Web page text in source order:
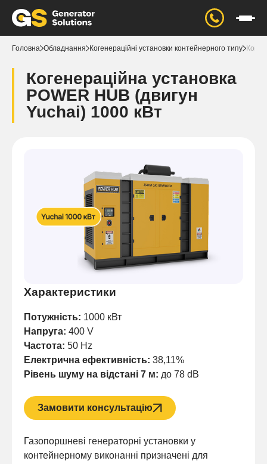
Головна Обладнання Когенераційні установки контейнерного типу
Когенераційна установка
POWER HUB (двигун
Yuchai) 1000 кВт
Характеристики
Потужність: 1000 кВт
Напруга: 400 V
Частота: 50 Hz
Електрична ефективність: 38,11%
Рівень шуму на відстані 7 м: до 78 dB
Замовити консультацію
Газопоршневі генераторні установки у
контейнерному виконанні призначені для